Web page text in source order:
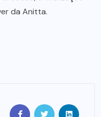
da Anitta.